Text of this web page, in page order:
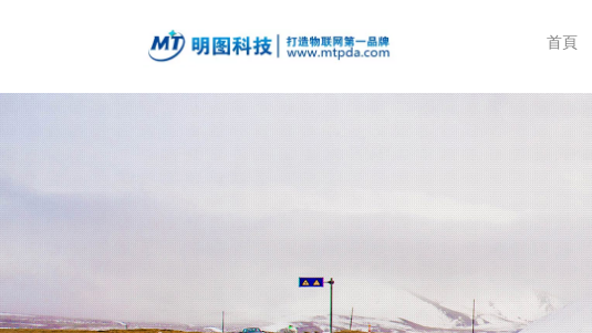
首頁